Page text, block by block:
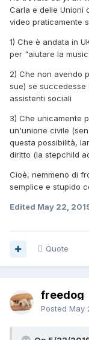
Carla e delle Unioni
video praticamente
1) Che è andata in
per "aiutare la
2) Che non avendo
sue) se
assistenti sociali
3) Che unicamente
un'unione civile
questa possibilità,
diritto (la stepchild
Cioè, nemmeno di
semplice e stupido
Edited May 22,
Quote
freedog
Posted May